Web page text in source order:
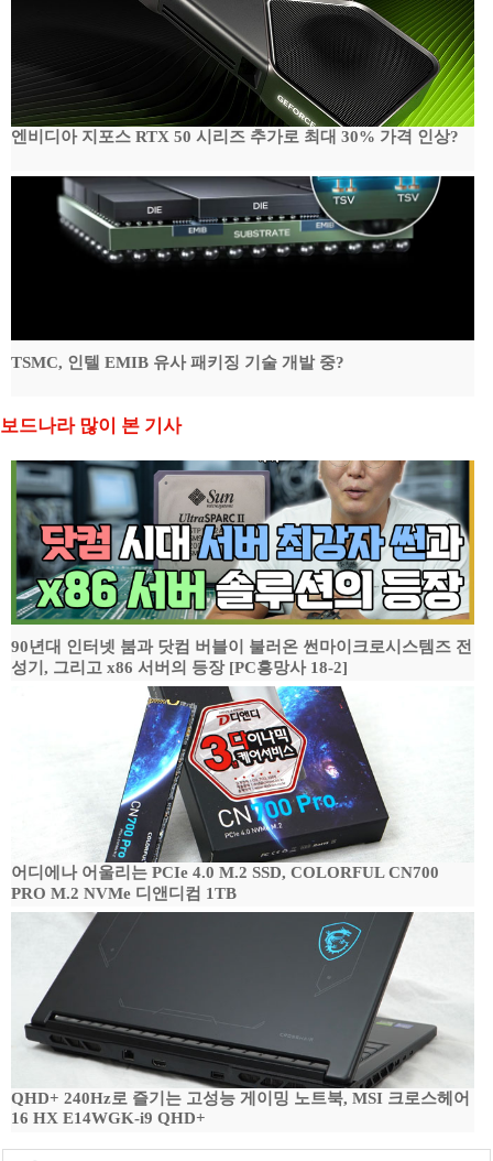
엔비디아 지포스 RTX 50 시리즈 추가로 최대 30% 가격 인상?
TSMC, 인텔 EMIB 유사 패키징 기술 개발 중?
보드나라 많이 본 기사
90년대 인터넷 붐과 닷컴 버블이 불러온 썬마이크로시스템즈 전
성기, 그리고 x86 서버의 등장 [PC흥망사 18-2]
어디에나 어울리는 PCIe 4.0 M.2 SSD, COLORFUL CN700
PRO M.2 NVMe 디앤디컴 1TB
QHD+ 240Hz로 즐기는 고성능 게이밍 노트북, MSI 크로스헤어
16 HX E14WGK-i9 QHD+